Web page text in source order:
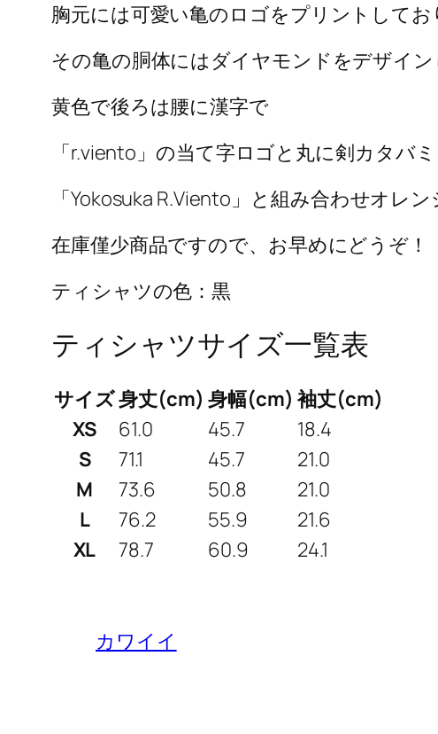
胸元には可愛い亀のロゴをプリントしてお
その亀の胴体にはダイヤモンドをデザイン
黄色で後ろは腰に漢字で
「r.viento」の当て字ロゴと丸に剣カタバ
「Yokosuka R.Viento」と組み合わせオレン
在庫僅少商品ですので、お早めにどうぞ！
ティシャツの色：黒
ティシャツサイズ一覧表
サイズ身丈(cm) 身幅(cm) 袖丈(cm)
XS
61.0 45.7
18.4
S
71.1 45.7
21.0
M
73.6 50.8
21.0
L
76.2 55.9
21.6
XL
78.7 60.9 24.1
カワイイ